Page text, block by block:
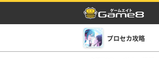
プロセカ攻略